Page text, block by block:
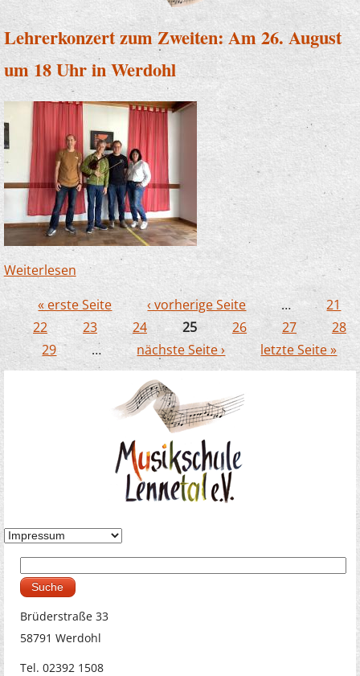
Lehrerkonzert zum Zweiten: Am 26. August
um 18 Uhr in Werdohl
Weiterlesen über Lehrerkonzert zum Zweiten: Am 26.
August um 18 Uhr in Werdohl
Seiten
« erste Seite ‹ vorherige Seite …
21
22
23 24 25 26 27
28
29
… nächste Seite › letzte Seite »
Suchformular
Brüderstraße 33
58791 Werdohl
Tel. 02392 1508